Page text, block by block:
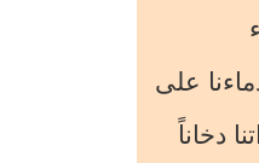
على
دخاناً